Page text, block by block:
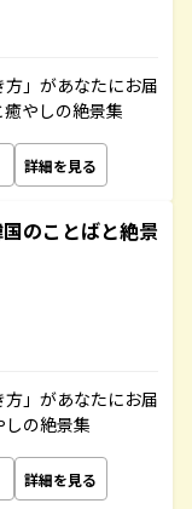
」があなたにお届
やしの絶景集
詳細を見る
のことばと絶景
」があなたにお届
の絶景集
詳細を見る